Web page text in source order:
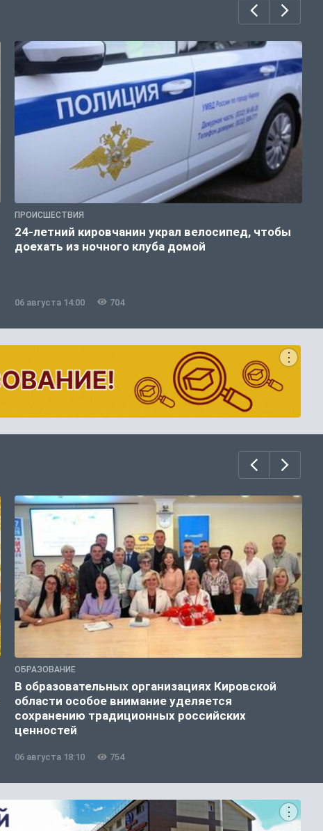
ПРОИСШЕСТВИЯ
24-летний кировчанин украл велосипед, чтобы
доехать из ночного клуба домой
06 августа 14:00 704
ОБРАЗОВАНИЕ
В образовательных организациях Кировской
области особое внимание уделяется
сохранению традиционных российских
ценностей
06 августа 18:10 754